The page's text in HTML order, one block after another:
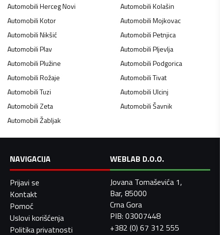
AutomobiliHerceg Novi AutomobiliKolašin
AutomobiliKotor AutomobiliMojkovac
AutomobiliNikšić AutomobiliPetnjica
AutomobiliPlav AutomobiliPljevlja
AutomobiliPlužine AutomobiliPodgorica
AutomobiliRožaje AutomobiliTivat
AutomobiliTuzi AutomobiliUlcinj
AutomobiliZeta AutomobiliŠavnik
AutomobiliŽabljak
NAVIGACIJA
Prijavi se
Kontakt
Pomoć
Uslovi korišćenja
Politika privatnosti
WEBLAB D.O.O.
Jovana Tomaševića 1,
Bar, 85000
Crna Gora
PIB: 03007448
+382 (0) 67 312 555